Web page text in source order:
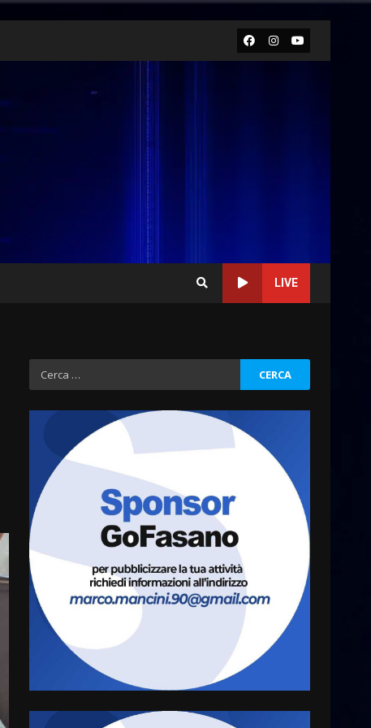
Facebook
Instagram
Youtube
LIVE
Ricerca
per:
3
cittadinanza attiva: online
l’avviso per la gestione
condivisa della Villetta di
Laureto
6 Agosto 2026 06:20
La magia del Minareto e la
prima assoluta de “L’Albergo
Belvedere. Il rapimento”
6 Agosto 2026 06:15
5
Serie D, l’Us Fasano è
escluso dal campionato
5 Agosto 2026 17:30
6
Truffatori in azione nelle
frazioni fasanesi